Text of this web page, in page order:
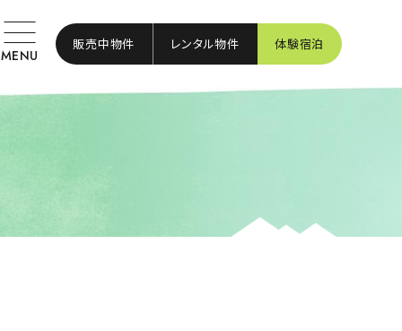
MENU
販売中物件 レンタル物件 体験宿泊